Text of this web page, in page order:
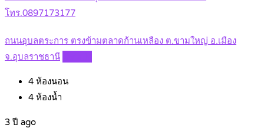
โทร.0897173177
ถนนอุบลตระการ ตรงข้ามตลาดก้านเหลือง ต.ขามใหญ่ อ.เมือง
จ.อุบลราชธานี
4 ห้องนอน
4 ห้องน้ำ
3 ปี ago